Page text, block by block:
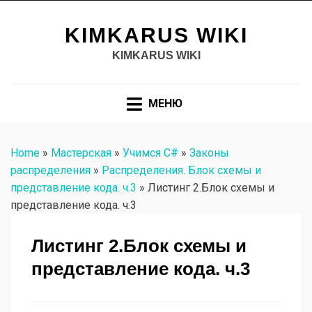
KIMKARUS WIKI
KIMKARUS WIKI
МЕНЮ
Home » Мастерская » Учимся C# » Законы
распределения » Распределения. Блок схемы и
представление кода. ч.3 » Листинг 2.Блок схемы и
представление кода. ч.3
Листинг 2.Блок схемы и
представление кода. ч.3